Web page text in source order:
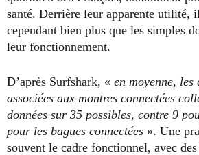
santé. Derrière leur apparente utilité,
cependant bien plus que les simples
leur fonctionnement.
D’après Surfshark, « en moyenne,
associées aux montres connectées
données sur 35 possibles, contre 9
pour les bagues connectées ». Une
souvent le cadre fonctionnel, avec